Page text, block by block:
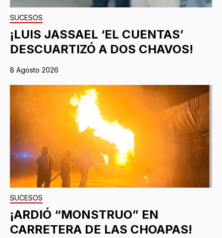
SUCESOS
¡LUIS JASSAEL ‘EL CUENTAS’
DESCUARTIZÓ A DOS CHAVOS!
8 Agosto 2026
SUCESOS
¡ARDIÓ “MONSTRUO” EN
CARRETERA DE LAS CHOAPAS!